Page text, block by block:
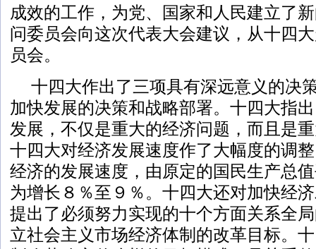
成效的工作，为党、国家和人民建立了
问委员会向这次代表大会建议，从十四
员会。
十四大作出了三项具有深远意义的决
加快发展的决策和战略部署。十四大指
发展，不仅是重大的经济问题，而且是
十四大对经济发展速度作了大幅度的调
经济的发展速度，由原定的国民生产总
为增长８％至９％。十四大还对加快经
提出了必须努力实现的十个方面关系全
立社会主义市场经济体制的改革目标。